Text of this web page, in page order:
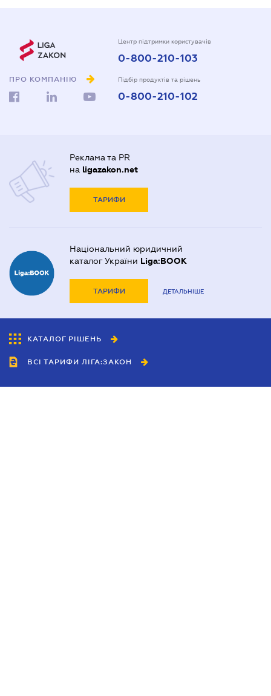
ПРО КОМПАНІЮ
Центр підтримки користувачів
0-800-210-103
Підбір продуктів та рішень
0-800-210-102
Реклама та PR
на ligazakon.net
ТАРИФИ
Національний юридичний
каталог України Liga:BOOK
ТАРИФИ ДЕТАЛЬНІШЕ
КАТАЛОГ РІШЕНЬ
ВСІ ТАРИФИ ЛІГА:ЗАКОН